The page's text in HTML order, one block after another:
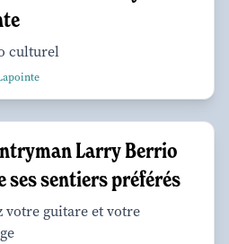
culturel
Larry Berrio
ses sentiers préférés
votre guitare et votre